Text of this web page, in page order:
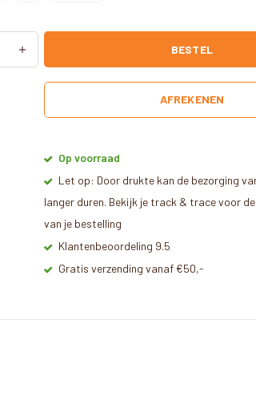
BESTEL
AFREKENEN
Op voorraad
Let op: Door drukte kan de bezorging
langer duren. Bekijk je track & trace voor
van je bestelling
Klantenbeoordeling 9.5
Gratis verzending vanaf €50,-